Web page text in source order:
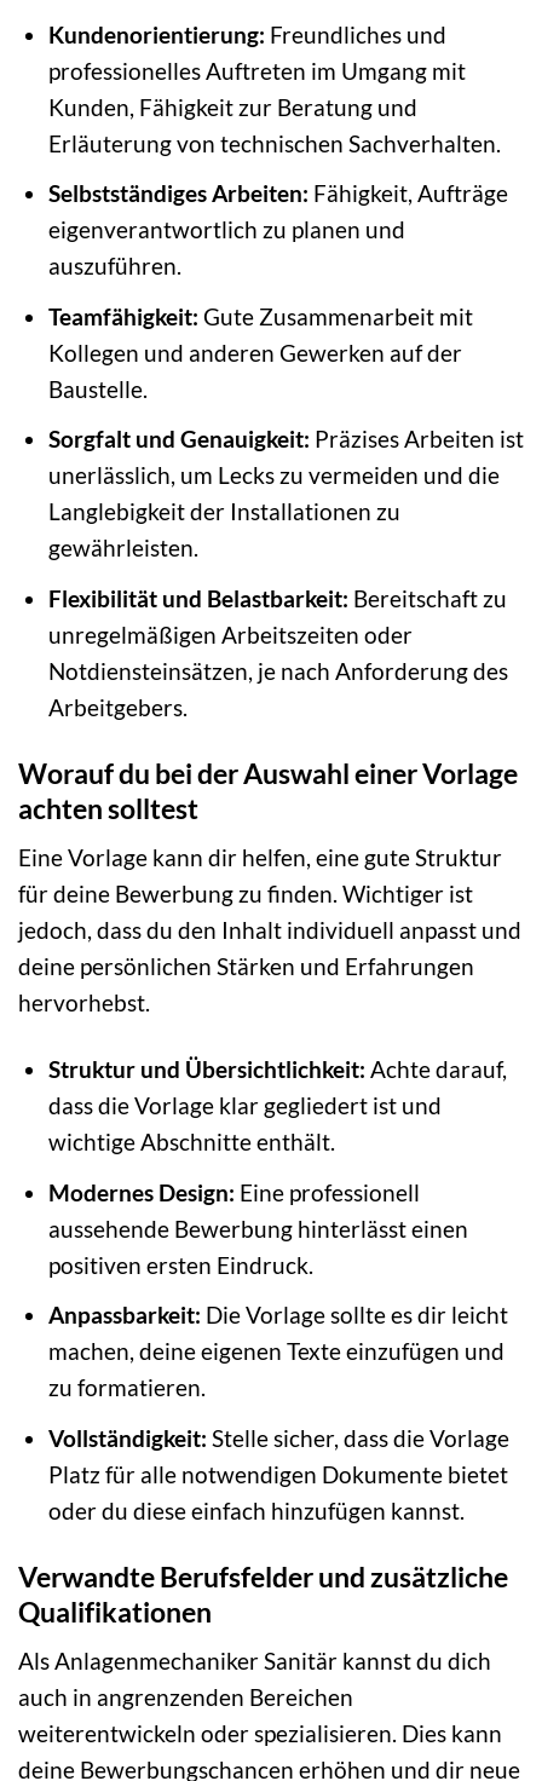
Kundenorientierung: Freundliches und
professionelles Auftreten im Umgang mit
Kunden, Fähigkeit zur Beratung und
Erläuterung von technischen Sachverhalten.
Selbstständiges Arbeiten: Fähigkeit, Aufträge
eigenverantwortlich zu planen und
auszuführen.
Teamfähigkeit: Gute Zusammenarbeit mit
Kollegen und anderen Gewerken auf der
Baustelle.
Sorgfalt und Genauigkeit: Präzises Arbeiten ist
unerlässlich, um Lecks zu vermeiden und die
Langlebigkeit der Installationen zu
gewährleisten.
Flexibilität und Belastbarkeit: Bereitschaft zu
unregelmäßigen Arbeitszeiten oder
Notdiensteinsätzen, je nach Anforderung des
Arbeitgebers.
Worauf du bei der Auswahl einer Vorlage
achten solltest
Eine Vorlage kann dir helfen, eine gute Struktur
für deine Bewerbung zu finden. Wichtiger ist
jedoch, dass du den Inhalt individuell anpasst und
deine persönlichen Stärken und Erfahrungen
hervorhebst.
Struktur und Übersichtlichkeit: Achte darauf,
dass die Vorlage klar gegliedert ist und
wichtige Abschnitte enthält.
Modernes Design: Eine professionell
aussehende Bewerbung hinterlässt einen
positiven ersten Eindruck.
Anpassbarkeit: Die Vorlage sollte es dir leicht
machen, deine eigenen Texte einzufügen und
zu formatieren.
Vollständigkeit: Stelle sicher, dass die Vorlage
Platz für alle notwendigen Dokumente bietet
oder du diese einfach hinzufügen kannst.
Verwandte Berufsfelder und zusätzliche
Qualifikationen
Als Anlagenmechaniker Sanitär kannst du dich
auch in angrenzenden Bereichen
weiterentwickeln oder spezialisieren. Dies kann
deine Bewerbungschancen erhöhen und dir neue